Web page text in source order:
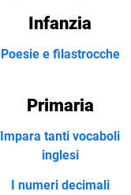
Infanzia
Poesie e filastrocche
Primaria
Impara tanti vocaboli
inglesi
I numeri decimali